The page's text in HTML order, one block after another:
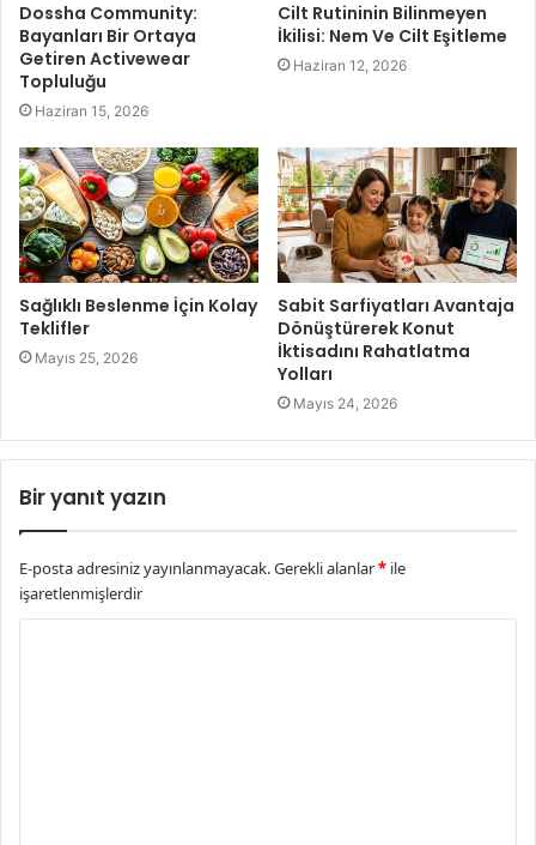
Dossha Community:
Bayanları Bir Ortaya
Getiren Activewear
Topluluğu
Haziran 15, 2026
Cilt Rutininin Bilinmeyen
İkilisi: Nem Ve Cilt Eşitleme
Haziran 12, 2026
Sağlıklı Beslenme İçin Kolay
Teklifler
Mayıs 25, 2026
Sabit Sarfiyatları Avantaja
Dönüştürerek Konut
İktisadını Rahatlatma
Yolları
Mayıs 24, 2026
Bir yanıt yazın
E-posta adresiniz yayınlanmayacak.Gerekli alanlar* ile
işaretlenmişlerdir